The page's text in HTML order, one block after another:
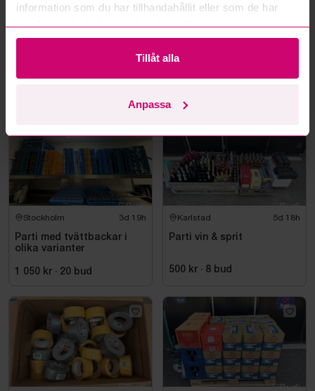
information som du har tillhandahållit eller som de har
samlat in när du har använt deras tjänster.
Tillåt alla
Anpassa
Läs fler frågor och svar
Mer från samma kategori
Stockholm 3d 19h
Parti med tvättbackar i
olika varianter
1 050 kr · 20 bud
Karlstad 5d 18h
Parti vin & sprit
500 kr · 8 bud